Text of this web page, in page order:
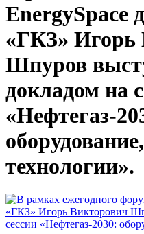
EnergySpace
«ГКЗ» Игорь
Шпуров
докладом на
«Нефтегаз-
технологии».